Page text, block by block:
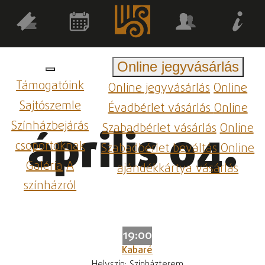
Támogatóink
Sajtószemle
Színházbejárás
csoportoknak
GalériaA
színházról
Online jegyvásárlás
Online jegyvásárlásOnline
Évadbérlet vásárlásOnline
Szabadbérlet vásárlásOnline
Szabadbérlet beváltásOnline
ajándékkártya vásárlás
április 04.
19:00
Kabaré